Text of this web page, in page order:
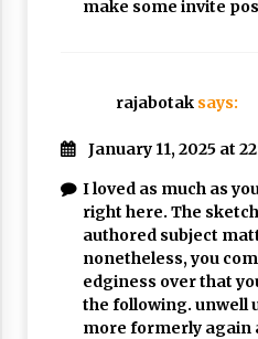
make some invite
rajabotak says:
January 11, 2025 at
I loved as much as
right here. The
authored subject
nonetheless, you
edginess over that
the following. unwell
more formerly again